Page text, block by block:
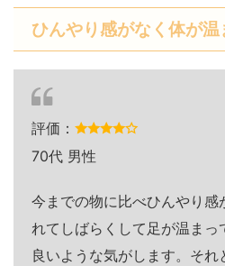
ひんやり感がなく体が温
評価：
70代 男性
今までの物に比べひんやり感
れてしばらくして足が温まっ
良いような気がします。それ